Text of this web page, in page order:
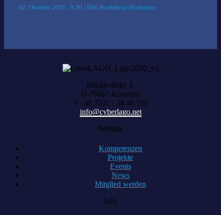
02. Oktober 2026 , 9:30 | IHK Hochrhein-Bodensee
Bücklestraße 3
D-78467 Konstanz
T +49 7531 - 58 48 190
info@cyberlago.net
Website
Kompetenzen
Projekte
Events
News
Mitglied werden
Info